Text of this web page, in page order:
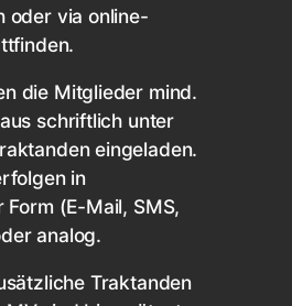
oder via online-
die Mitglieder mind.
schriftlich unter
eingeladen.
in
(E-Mail, SMS,
analog.
Traktanden